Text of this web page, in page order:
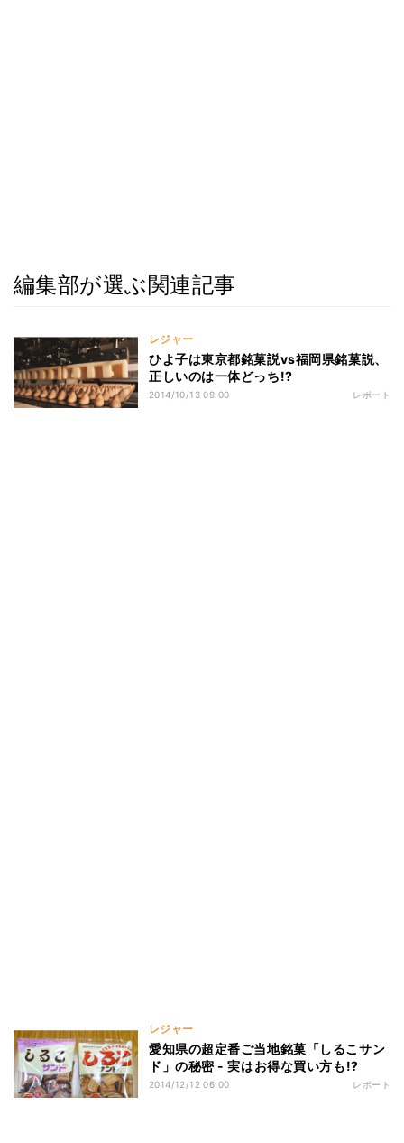
編集部が選ぶ関連記事
レジャー
ひよ子は東京都銘菓説vs福岡県銘菓説、
正しいのは一体どっち!?
2014/10/13 09:00 レポート
レジャー
愛知県の超定番ご当地銘菓「しるこサン
ド」の秘密 - 実はお得な買い方も!?
2014/12/12 06:00 レポート